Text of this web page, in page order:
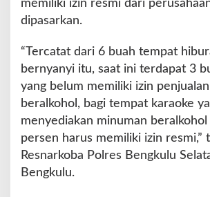
memiliki izin resmi dari
dipasarkan.
“Tercatat dari 6 buah tempat
bernyanyi itu, saat ini terdapat 3
yang belum memiliki izin
beralkohol, bagi tempat karaoke
menyediakan minuman
persen harus memiliki izin resmi,”
Resnarkoba Polres Bengkulu
Bengkulu.